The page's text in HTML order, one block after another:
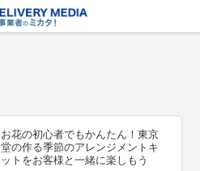
お花の初心者でもかんたん！東京
堂の作る季節のアレンジメントキ
ットをお客様と一緒に楽しもう